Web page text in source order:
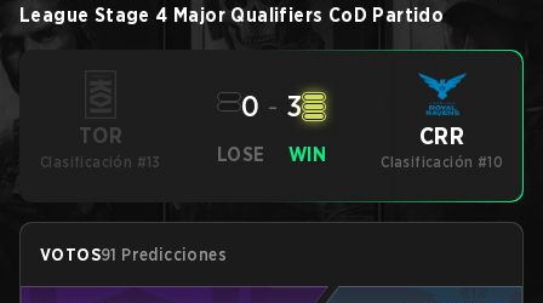
League Stage 4 Major Qualifiers CoD Partido
TOR
Clasificación #13 LOSE
0 - 3
WIN
CRR
Clasificación #10
VOTOS91 Predicciones